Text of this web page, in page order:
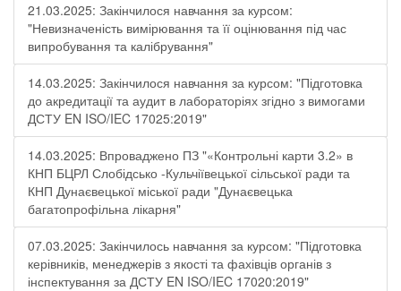
21.03.2025: Закінчилося навчання за курсом:
"Невизначеність вимірювання та її оцінювання під час
випробування та калібрування"
14.03.2025: Закінчилося навчання за курсом: "Підготовка
до акредитації та аудит в лабораторіях згідно з вимогами
ДСТУ EN ISO/IEC 17025:2019"
14.03.2025: Впроваджено ПЗ "«Контрольні карти 3.2» в
КНП БЦРЛ Слобідсько -Кульчіївецької сільської ради та
КНП Дунаєвецької міської ради "Дунаєвецька
багатопрофільна лікарня"
07.03.2025: Закінчилось навчання за курсом: "Підготовка
керівників, менеджерів з якості та фахівців органів з
інспектування за ДСТУ EN ISO/IEC 17020:2019"